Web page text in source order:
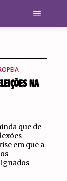
NA
que de
em que a